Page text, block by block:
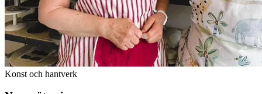
Konst och hantverk